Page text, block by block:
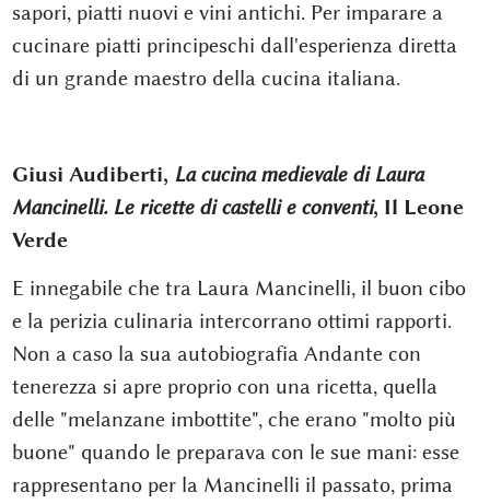
sapori, piatti nuovi e vini antichi. Per imparare a
cucinare piatti principeschi dall'esperienza diretta
di un grande maestro della cucina italiana.
Giusi Audiberti, La cucina medievale di Laura
Mancinelli. Le ricette di castelli e conventi, Il Leone
Verde
E innegabile che tra Laura Mancinelli, il buon cibo
e la perizia culinaria intercorrano ottimi rapporti.
Non a caso la sua autobiografia Andante con
tenerezza si apre proprio con una ricetta, quella
delle "melanzane imbottite", che erano "molto più
buone" quando le preparava con le sue mani: esse
rappresentano per la Mancinelli il passato, prima